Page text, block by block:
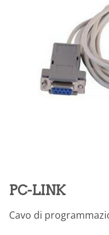
PC-LINK
Cavo di